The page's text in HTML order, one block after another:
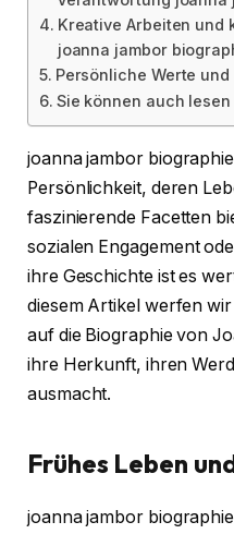
Kreative Arbeiten und
joanna jambor
Persönliche Werte
Sie können auch lesen
joanna jambor
Persönlichkeit, deren
faszinierende Facetten
sozialen Engagement
ihre Geschichte ist es
diesem Artikel werfen
auf die Biographie von
ihre Herkunft, ihren
ausmacht.
Frühes Leben
joanna jambor